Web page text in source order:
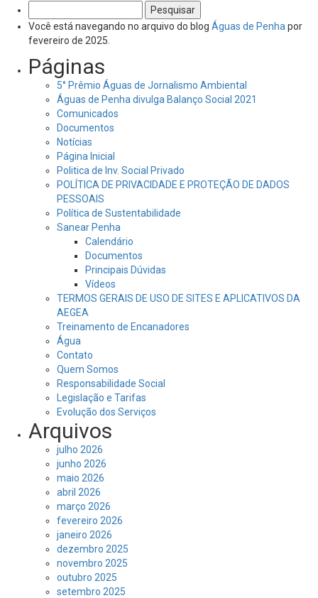
por:
Você está navegando no arquivo do blog Águas de Penha por
fevereiro de 2025.
Páginas
5° Prêmio Águas de Jornalismo Ambiental
Águas de Penha divulga Balanço Social 2021
Comunicados
Documentos
Notícias
Página Inicial
Politica de Inv. Social Privado
POLÍTICA DE PRIVACIDADE E PROTEÇÃO DE DADOS
PESSOAIS
Política de Sustentabilidade
Sanear Penha
Calendário
Documentos
Principais Dúvidas
Vídeos
TERMOS GERAIS DE USO DE SITES E APLICATIVOS DA
AEGEA
Treinamento de Encanadores
Água
Contato
Quem Somos
Responsabilidade Social
Legislação e Tarifas
Evolução dos Serviços
Arquivos
julho 2026
junho 2026
maio 2026
abril 2026
março 2026
fevereiro 2026
janeiro 2026
dezembro 2025
novembro 2025
outubro 2025
setembro 2025